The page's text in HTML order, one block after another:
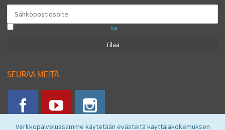
Verkkopalvelussamme käytetään evästeitä käyttäjäkokemuksen
lue
Tilaa
SEURAA MEITÄ